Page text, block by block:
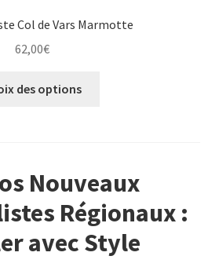
Col de Vars Marmotte
62,00€
des options
Les
peuvent
être
choisies
Nouveaux
Régionaux :
avec Style